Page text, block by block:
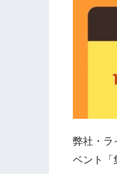
弊社・ラ
ベント「